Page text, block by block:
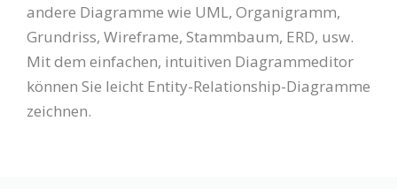
andere Diagramme wie UML, Organigramm,
Grundriss, Wireframe, Stammbaum, ERD, usw.
Mit dem einfachen, intuitiven Diagrammeditor
können Sie leicht Entity-Relationship-Diagramme
zeichnen.